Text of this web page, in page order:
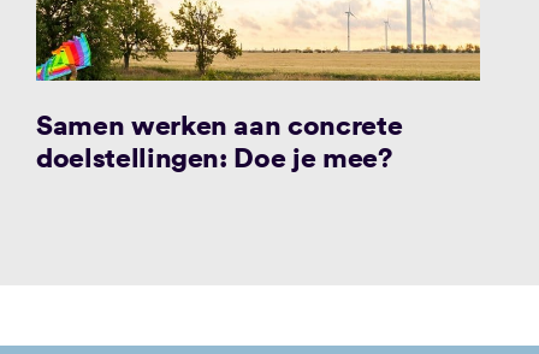
Samen werken aan concrete
doelstellingen: Doe je mee?